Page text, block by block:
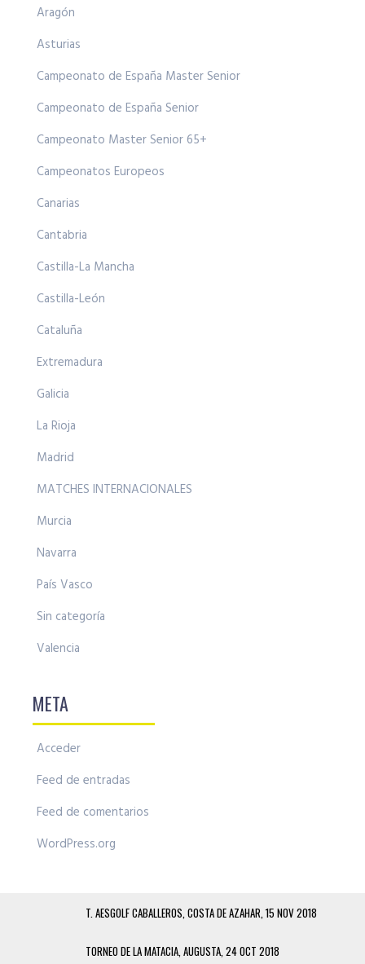
Aragón
Asturias
Campeonato de España Master Senior
Campeonato de España Senior
Campeonato Master Senior 65+
Campeonatos Europeos
Canarias
Cantabria
Castilla-La Mancha
Castilla-León
Cataluña
Extremadura
Galicia
La Rioja
Madrid
MATCHES INTERNACIONALES
Murcia
Navarra
País Vasco
Sin categoría
Valencia
META
Acceder
Feed de entradas
Feed de comentarios
WordPress.org
T. AESGOLF CABALLEROS, COSTA DE AZAHAR, 15 NOV 2018
TORNEO DE LA MATACIA, AUGUSTA, 24 OCT 2018